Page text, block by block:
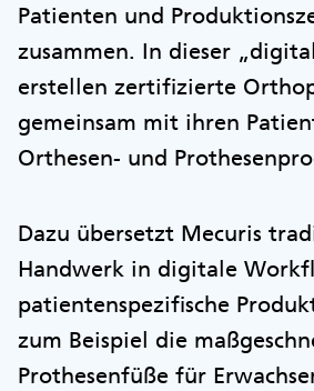
Patienten und
zusammen. In dieser
erstellen zertifizierte
gemeinsam mit ihren
Orthesen- und
Dazu übersetzt Mecuris
Handwerk in digitale
patientenspezifische
zum Beispiel die
Prothesenfüße für